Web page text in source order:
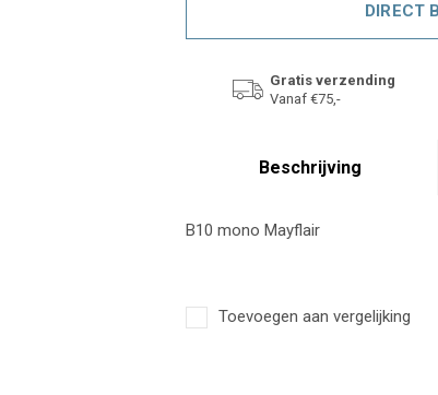
DIRECT
Gratis verzending
Vanaf €75,-
Beschrijving
B10 mono Mayflair
Toevoegen aan vergelijking